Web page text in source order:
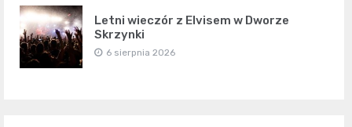
Letni wieczór z Elvisem w Dworze
Skrzynki
6 sierpnia 2026